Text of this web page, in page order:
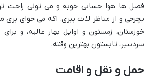
فصل ها هوا حسابی خوبه و می تونی راحت
بچرخی و از مناظر لذت ببری. اگه می خوای بری
خوزستان، زمستون و اوایل بهار عالیه، و
سردسیر، تابستون بهترین وقته.
حمل و نقل و اقامت